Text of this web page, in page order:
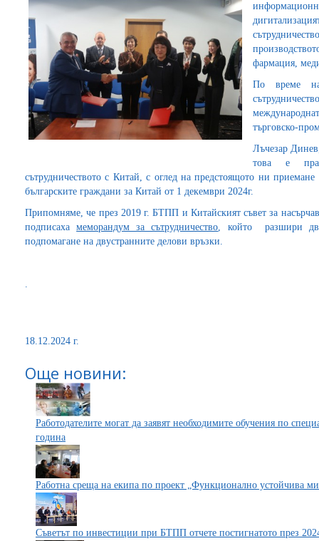
фармация,
По време
търговско-
Лъчезар
това е
сътрудничеството с Китай, с оглед на предстоящото ни
българските граждани за Китай от 1 декември 2024г.
Припомняме, че през 2019 г. БТПП и Китайският съвет за
подписахамеморандум за сътрудничество, който разшири
подпомагане на двустранните делови връзки.
.
18.12.2024 г.
Още новини:
Работодателите могат да заявят необходимите обучения по
година
Работна среща на екипа по проект „Функционално устойчива
Съветът по инвестиции при БТПП отчете постигнатото през